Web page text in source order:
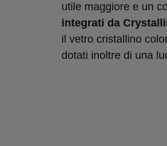
utile maggiore e un
integrati da
il vetro cristallino
dotati inoltre di una